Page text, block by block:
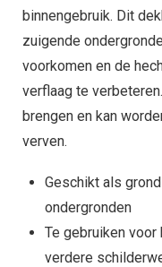
binnengebruik. Dit
zuigende
voorkomen en de
verflaag te
brengen en kan
verven.
Geschikt als
ondergronden
Te gebruiken
verdere